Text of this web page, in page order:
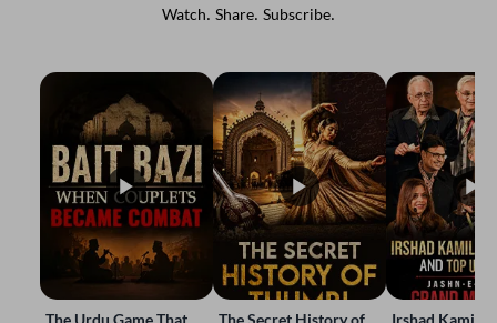
Watch. Share. Subscribe.
The Urdu Game That
The Secret History of
Irshad Kamil,